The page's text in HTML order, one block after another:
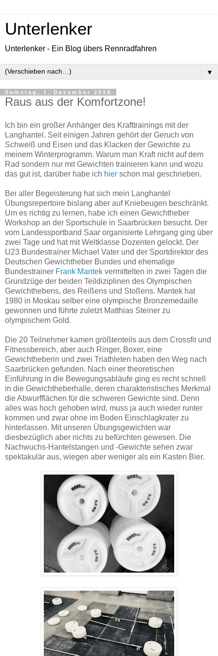
Unterlenker
Unterlenker - Ein Blog übers Rennradfahren
▼
Samstag, 1. Dezember 2018
Raus aus der Komfortzone!
Ich bin ein großer Anhänger des Krafttrainings mit der
Langhantel. Seit einigen Jahren gehört der Geruch von
Schweiß und Eisen und das Klacken der Gewichte zu
meinem Winterprogramm. Warum man Kraft nicht auf dem
Rad sondern nur mit Gewichten trainieren kann und wozu
das gut ist, darüber habe ich hier schon mal geschrieben.
Bei aller Begeisterung hat sich mein Langhantel
Übungsrepertoire bislang aber auf Kniebeugen beschränkt.
Um es richtig zu lernen, habe ich einen Gewichtheber
Workshop an der Sportschule in Saarbrücken besucht. Der
vom Landessportband Saar organisierte Lehrgang ging über
zwei Tage und hat mit Weltklasse Dozenten gelockt. Der
U23 Bundestrainer Michael Vater und der Sportdirektor des
Deutschen Gewichtheber Bundes und ehemalige
Bundestrainer Frank Mantek vermittelten in zwei Tagen die
Grundzüge der beiden Teildiziplinen des Olympischen
Gewichthebens, des Reißens und Stoßens. Mantek hat
1980 in Moskau selber eine olympische Bronzemedaille
gewonnen und führte zuletzt Matthias Steiner zu
olympischem Gold.
Die 20 Teilnehmer kamen größtenteils aus dem Crossfit und
Fitnessbereich, aber auch Ringer, Boxer, eine
Gewichtheberin und zwei Triathleten haben den Weg nach
Saarbrücken gefunden. Nach einer theoretischen
Einführung in die Bewegungsabläufe ging es recht schnell
in die Gewichtheberhalle, deren charakteristisches Merkmal
die Abwurfflächen für die schweren Gewichte sind. Denn
alles was hoch gehoben wird, muss ja auch wieder runter
kommen und zwar ohne im Boden Einschlagkrater zu
hinterlassen. Mit unseren Übungsgewichten war
diesbezüglich aber nichts zu befürchten gewesen. Die
Nachwuchs-Hantelstangen und -Gewichte sehen zwar
spektakulär aus, wiegen aber weniger als ein Kasten Bier.